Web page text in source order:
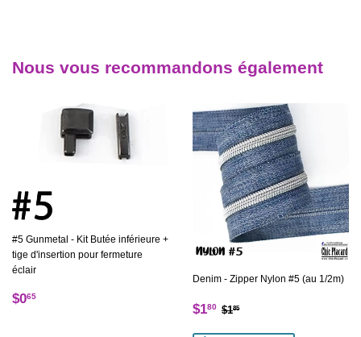
Nous vous recommandons également
#5 Gunmetal - Kit Butée inférieure +
tige d'insertion pour fermeture
éclair
Prix
$065
Denim - Zipper Nylon #5 (au 1/2m)
Prix
$180 $1.80
Prix régulier
$185$1.85